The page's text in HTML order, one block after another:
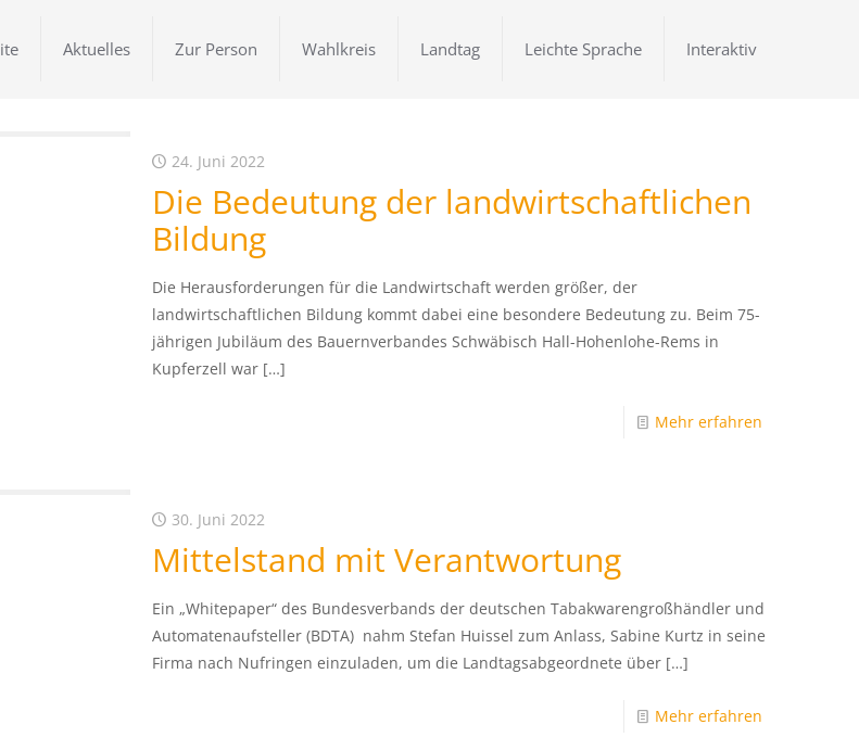
Aktuelles Zur Person Wahlkreis Landtag Leichte Sprache Interaktiv
24. Juni 2022
Die Bedeutung der landwirtschaftlichen
Bildung
Die Herausforderungen für die Landwirtschaft werden größer, der
landwirtschaftlichen Bildung kommt dabei eine besondere Bedeutung zu. Beim 75-
jährigen Jubiläum des Bauernverbandes Schwäbisch Hall-Hohenlohe-Rems in
Kupferzell war[…]
Mehr erfahren
30. Juni 2022
Mittelstand mit Verantwortung
Ein „Whitepaper“ des Bundesverbands der deutschen Tabakwarengroßhändler und
Automatenaufsteller (BDTA) nahm Stefan Huissel zum Anlass, Sabine Kurtz in seine
Firma nach Nufringen einzuladen, um die Landtagsabgeordnete über[…]
Mehr erfahren